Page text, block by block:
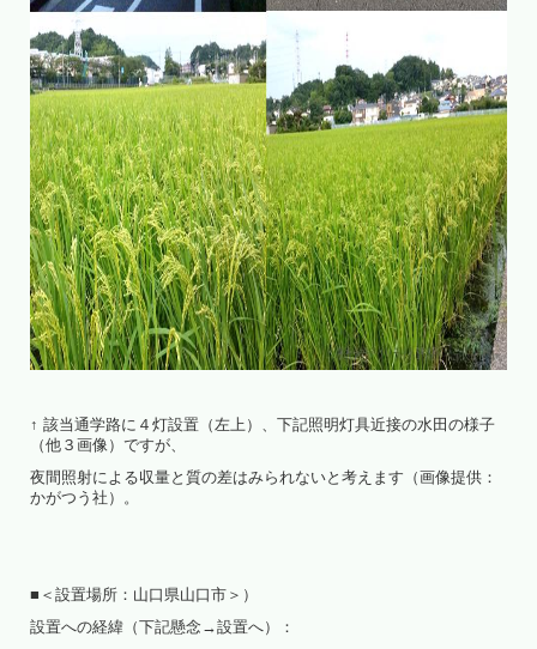
↑ 該当通学路に４灯設置（左上）、下記照明灯具近接の水田の様子
（他３画像）ですが、
夜間照射による収量と質の差はみられないと考えます（画像提供：
かがつう社）。
■＜設置場所：山口県山口市＞）
設置への経緯（下記懸念→設置へ）：